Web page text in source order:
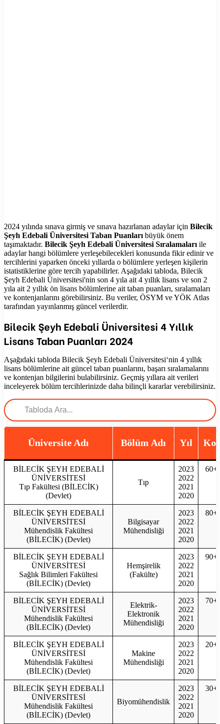
2024 yılında sınava girmiş ve sınava hazırlanan adaylar için Bilecik
Şeyh Edebali Üniversitesi Taban Puanları büyük önem
taşımaktadır. Bilecik Şeyh Edebali Üniversitesi Sıralamaları ile
adaylar hangi bölümlere yerleşebilecekleri konusunda fikir edinir ve
tercihlerini yaparken önceki yıllarda o bölümlere yerleşen kişilerin
istatistiklerine göre tercih yapabilirler. Aşağıdaki tabloda, Bilecik
Şeyh Edebali Üniversitesi'nin son 4 yıla ait 4 yıllık lisans ve son 2
yıla ait 2 yıllık ön lisans bölümlerine ait taban puanları, sıralamaları
ve kontenjanlarını görebilirsiniz. Bu veriler, ÖSYM ve YÖK Atlas
tarafından yayınlanmış güncel verilerdir.
Bilecik Şeyh Edebali Üniversitesi 4 Yıllık
Lisans Taban Puanları 2024
Aşağıdaki tabloda Bilecik Şeyh Edebali Üniversitesi‘nin 4 yıllık
lisans bölümlerine ait güncel taban puanlarını, başarı sıralamalarını
ve kontenjan bilgilerini bulabilirsiniz. Geçmiş yıllara ait verileri
inceleyerek bölüm tercihlerinizde daha bilinçli kararlar verebilirsiniz.
Üniversite Adı Bölüm Adı Yıl
BİLECİK ŞEYH EDEBALİ
ÜNİVERSİTESİ
Tıp Fakültesi (BİLECİK)
(Devlet)
Tıp
2023
2022
2021
2020
BİLECİK ŞEYH EDEBALİ
ÜNİVERSİTESİ
Mühendislik Fakültesi
(BİLECİK) (Devlet)
Bilgisayar
Mühendisliği
2023
2022
2021
2020
BİLECİK ŞEYH EDEBALİ
ÜNİVERSİTESİ
Sağlık Bilimleri Fakültesi
(BİLECİK) (Devlet)
Hemşirelik
(Fakülte)
2023
2022
2021
2020
BİLECİK ŞEYH EDEBALİ
ÜNİVERSİTESİ
Mühendislik Fakültesi
(BİLECİK) (Devlet)
Elektrik-
Elektronik
Mühendisliği
2023
2022
2021
2020
BİLECİK ŞEYH EDEBALİ
ÜNİVERSİTESİ
Mühendislik Fakültesi
(BİLECİK) (Devlet)
Makine
Mühendisliği
2023
2022
2021
2020
BİLECİK ŞEYH EDEBALİ
ÜNİVERSİTESİ
Mühendislik Fakültesi
(BİLECİK) (Devlet)
Biyomühendislik
2023
2022
2021
2020